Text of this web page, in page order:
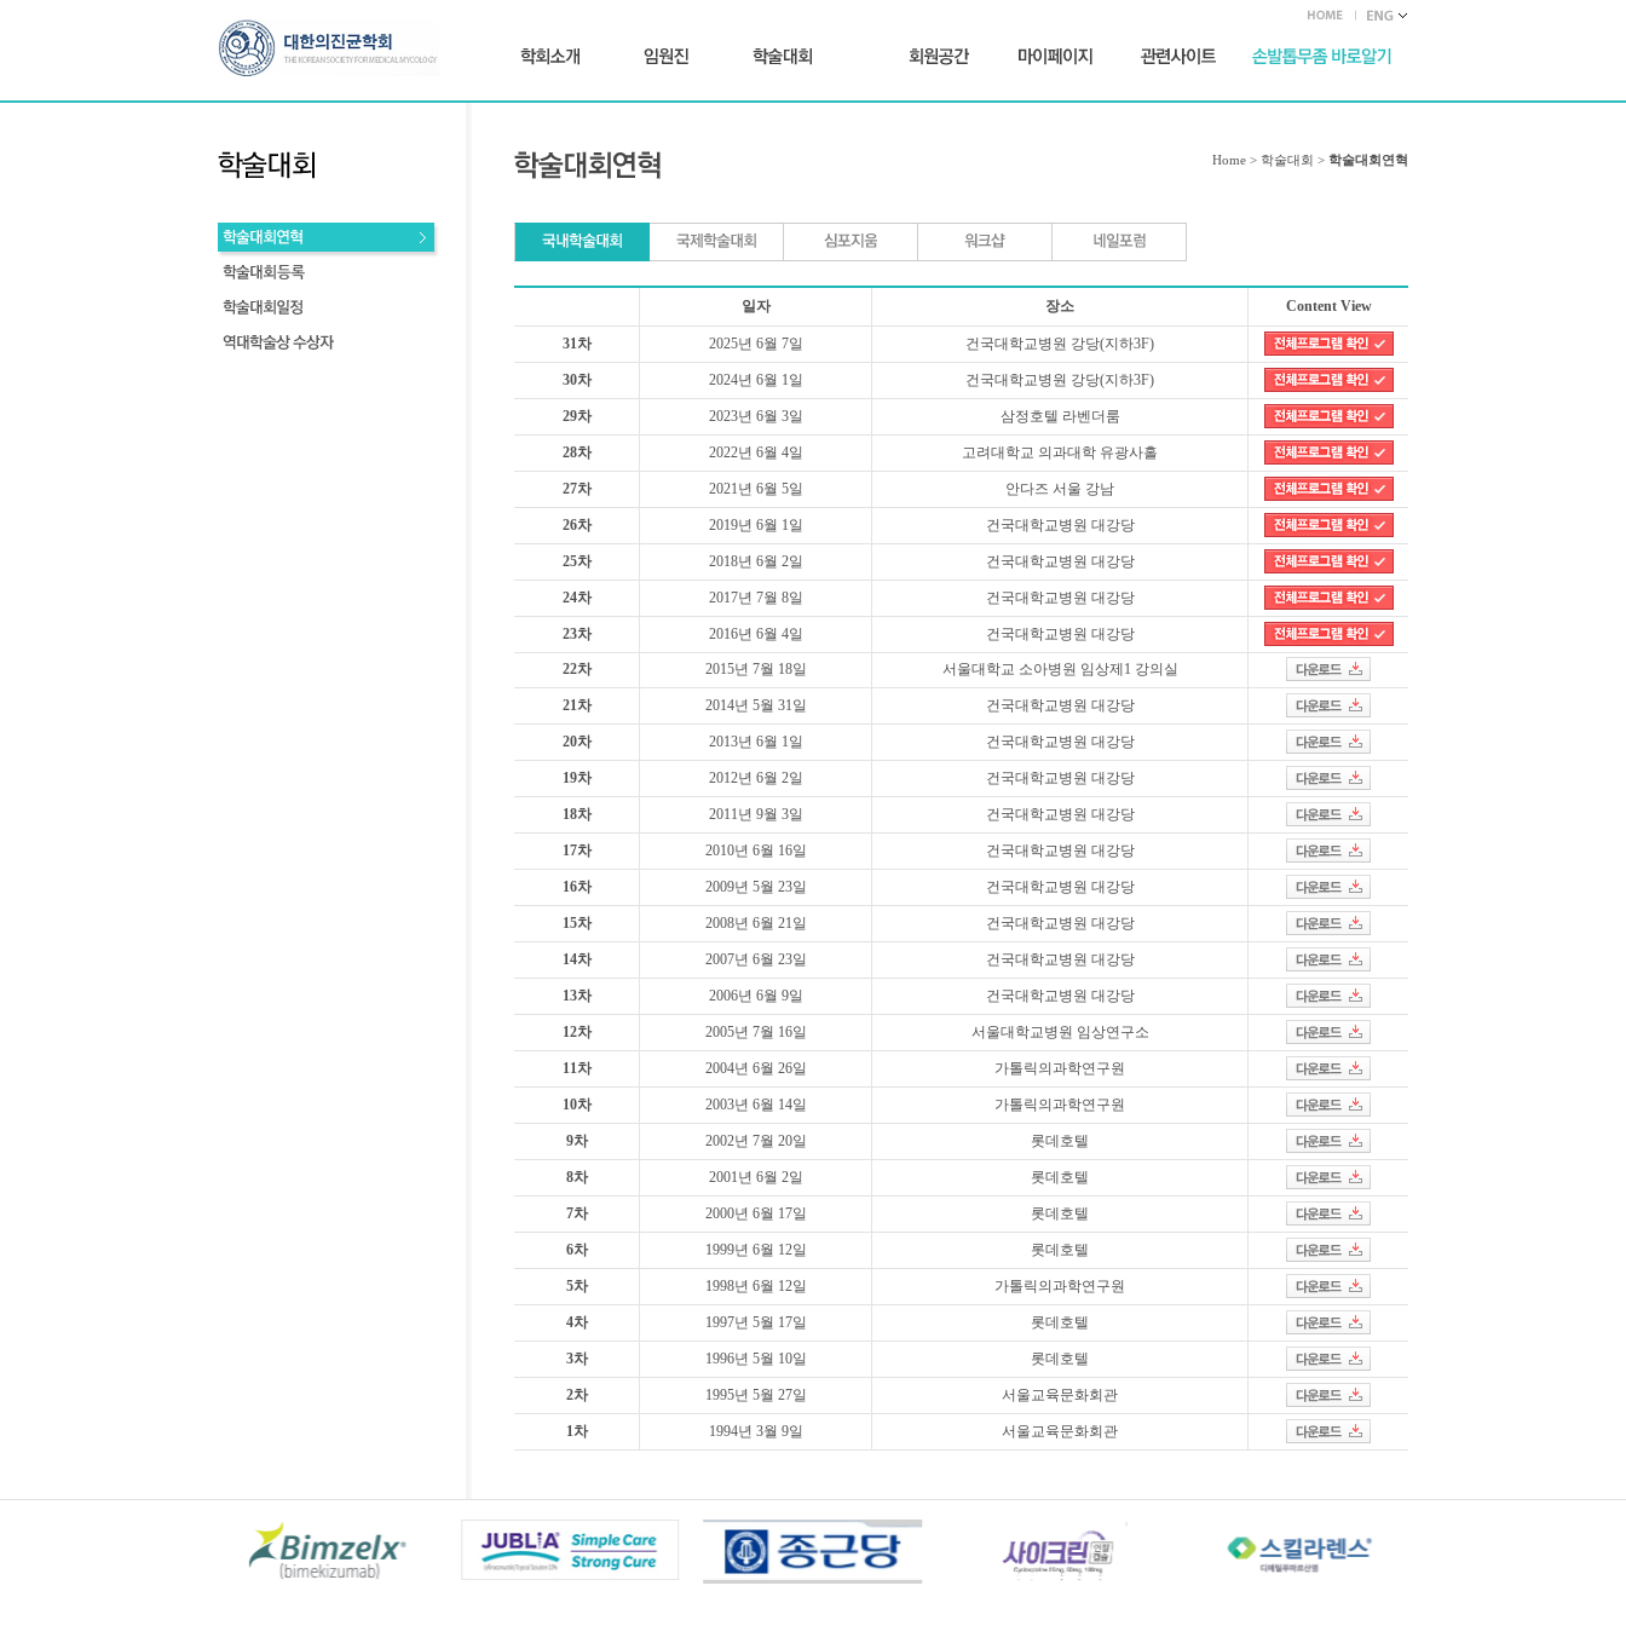
Home > 학술대회 > 학술대회연혁
일자 장소 Content View
31차 2025년 6월 7일 건국대학교병원 강당(지하3F)
30차 2024년 6월 1일 건국대학교병원 강당(지하3F)
29차 2023년 6월 3일 삼정호텔 라벤더룸
28차 2022년 6월 4일 고려대학교 의과대학 유광사홀
27차 2021년 6월 5일 안다즈 서울 강남
26차 2019년 6월 1일 건국대학교병원 대강당
25차 2018년 6월 2일 건국대학교병원 대강당
24차 2017년 7월 8일 건국대학교병원 대강당
23차 2016년 6월 4일 건국대학교병원 대강당
22차 2015년 7월 18일 서울대학교 소아병원 임상제1 강의실
21차 2014년 5월 31일 건국대학교병원 대강당
20차 2013년 6월 1일 건국대학교병원 대강당
19차 2012년 6월 2일 건국대학교병원 대강당
18차 2011년 9월 3일 건국대학교병원 대강당
17차 2010년 6월 16일 건국대학교병원 대강당
16차 2009년 5월 23일 건국대학교병원 대강당
15차 2008년 6월 21일 건국대학교병원 대강당
14차 2007년 6월 23일 건국대학교병원 대강당
13차 2006년 6월 9일 건국대학교병원 대강당
12차 2005년 7월 16일 서울대학교병원 임상연구소
11차 2004년 6월 26일 가톨릭의과학연구원
10차 2003년 6월 14일 가톨릭의과학연구원
9차 2002년 7월 20일 롯데호텔
8차 2001년 6월 2일 롯데호텔
7차 2000년 6월 17일 롯데호텔
6차 1999년 6월 12일 롯데호텔
5차 1998년 6월 12일 가톨릭의과학연구원
4차 1997년 5월 17일 롯데호텔
3차 1996년 5월 10일 롯데호텔
2차 1995년 5월 27일 서울교육문화회관
1차 1994년 3월 9일 서울교육문화회관